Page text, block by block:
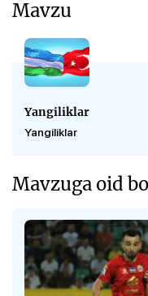
Mavzu
Yangiliklar
Yangiliklar
Mavzuga oid